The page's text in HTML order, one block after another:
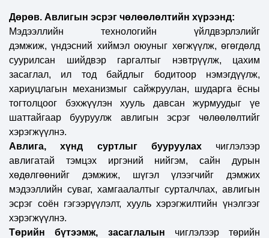
Дөрөв. Авлигын эсрэг чөлөөлөлтийн хүрээнд:
Мэдээллийн технологийн үйлдвэрлэлийг
дэмжиж,үндэсний хиймэл оюуныг хөгжүүлж, өгөгдөлд
суурилсан шийдвэр гаргалтыг нэвтрүүлж, цахим
засаглал, ил тод байдлыг бодитоор нэмэгдүүлж,
хариуцлагын механизмыг сайжруулан, шударга ёсны
тогтолцоог бэхжүүлэн хууль давсан журмуудыг үе
шаттайгаар бууруулж авлигын эсрэг чөлөөлөлтийг
хэрэгжүүлнэ.
Авлига, хүнд суртлыг бууруулахчиглэлээр
авлигатай тэмцэх иргэний нийгэм, сайн дурын
хөдөлгөөнийг дэмжиж, шүгэл үлээгчийг дэмжих
мэдээллийн суваг, хамгаалалтыг сурталчлах, авлигын
эсрэг соён гэгээрүүлэлт, хууль хэрэгжилтийн үнэлгээг
хэрэгжүүлнэ.
Төрийн бүтээмж, засаглалын чиглэлээр
төрийн